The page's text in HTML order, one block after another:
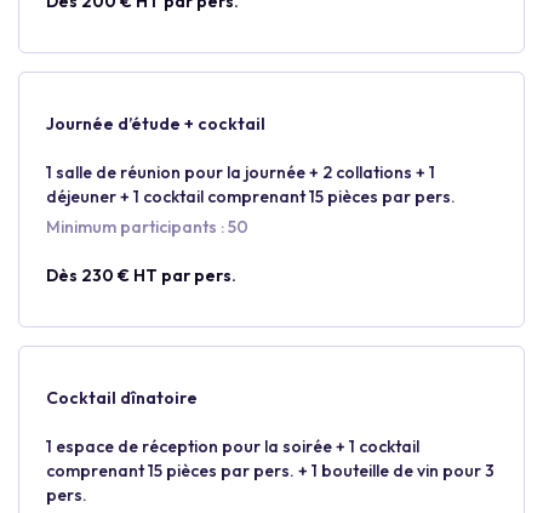
Journée d’étude + cocktail
1 salle de réunion pour la journée + 2 collations + 1
déjeuner + 1 cocktail comprenant 15 pièces par pers.
Minimum participants : 50
Dès 230 € HT par pers.
Cocktail dînatoire
1 espace de réception pour la soirée + 1 cocktail
comprenant 15 pièces par pers. + 1 bouteille de vin pour 3
pers.